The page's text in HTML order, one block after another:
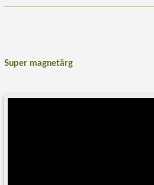
Super magnetärg